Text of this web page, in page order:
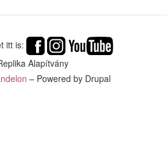
itt is:
Alapítvány
– Powered by Drupal